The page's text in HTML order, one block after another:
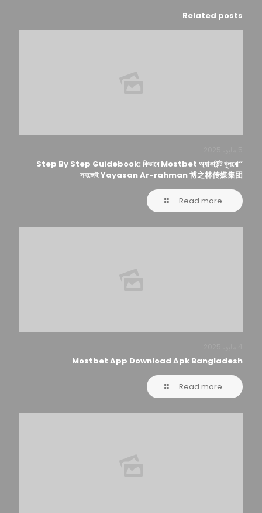
Related posts
“Step By Step Guidebook: কিভাবে Mostbet অ্যাকাউন্ট খুলবো
সহজেই Yayasan Ar-rahman 博之林传媒集团
Read more
Mostbet App Download Apk Bangladesh
Read more